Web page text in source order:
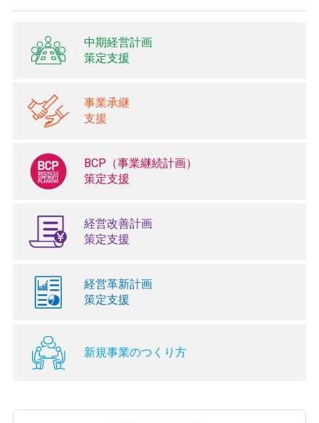
中期経営計画
策定支援
事業承継
支援
BCP（事業継続計画）
策定支援
経営改善計画
策定支援
経営革新計画
策定支援
新規事業のつくり方